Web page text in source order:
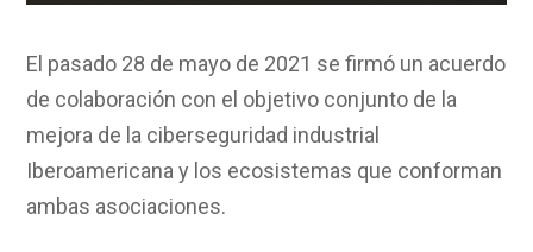
El pasado 28 de mayo de 2021 se firmó un acuerdo
de colaboración con el objetivo conjunto de la
mejora de la ciberseguridad industrial
Iberoamericana y los ecosistemas que conforman
ambas asociaciones.